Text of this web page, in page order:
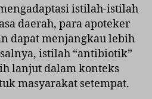
istilah-istilah
daerah, para apoteker
dapat menjangkau lebih
istilah “antibiotik”
lanjut dalam konteks
masyarakat setempat.